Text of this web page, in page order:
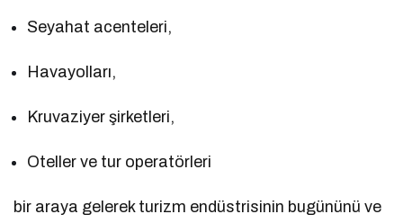
Seyahat acenteleri,
Havayolları,
Kruvaziyer şirketleri,
Oteller ve tur operatörleri
bir araya gelerek turizm endüstrisinin bugününü ve